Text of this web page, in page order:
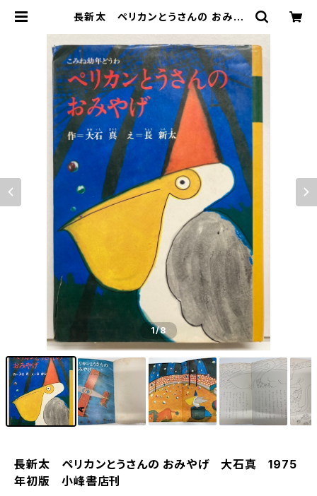
長新太 ペリカンとうさんの おみや
1/8
長新太 ペリカンとうさんの おみやげ 大石真 1975
年初版 小峰書店刊